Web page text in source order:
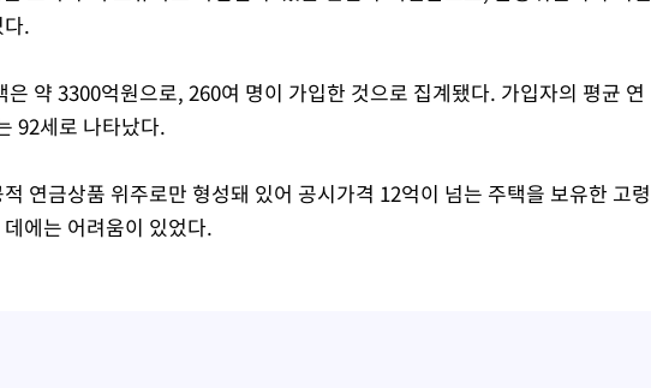
.
은 약 3300억원으로, 260여 명이 가입한 것으로 집계됐다. 가입자의 평균 연
92세로 나타났다.
연금상품 위주로만 형성돼 있어 공시가격 12억이 넘는 주택을 보유한 고령
에는 어려움이 있었다.